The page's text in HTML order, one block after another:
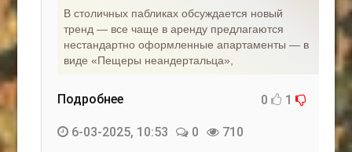
В столичных пабликах обсуждается новый
тренд — все чаще в аренду предлагаются
нестандартно оформленные апартаменты — в
виде «Пещеры неандертальца»,
Подробнее 0 1
6-03-2025, 10:53 0 710